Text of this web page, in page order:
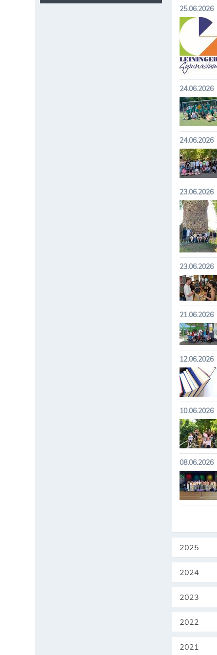
25.06.2026
24.06.2026
24.06.2026
23.06.2026
23.06.2026
21.06.2026
12.06.2026
10.06.2026
08.06.2026
2025
2024
2023
2022
2021